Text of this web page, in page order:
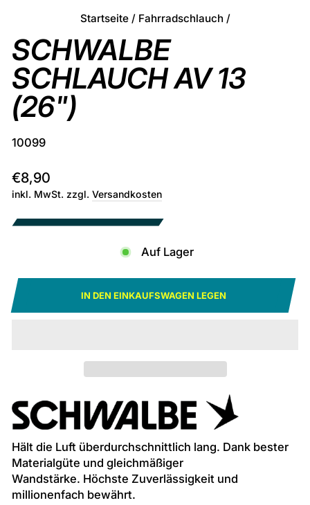
Startseite / Fahrradschlauch /
SCHWALBE
SCHLAUCH AV 13
(26")
10099
Normaler
Preis
€8,90
inkl. MwSt. zzgl. Versandkosten
Auf Lager
IN DEN EINKAUFSWAGEN LEGEN
Hält die Luft überdurchschnittlich lang. Dank bester
Materialgüte und gleichmäßiger
Wandstärke. Höchste Zuverlässigkeit und
millionenfach bewährt.